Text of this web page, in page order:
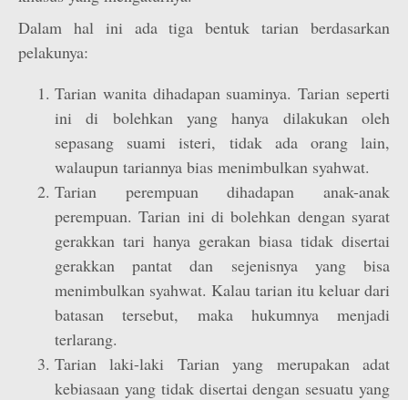
Dalam hal ini ada tiga bentuk tarian berdasarkan
pelakunya:
Tarian wanita dihadapan suaminya. Tarian seperti
ini di bolehkan yang hanya dilakukan oleh
sepasang suami isteri, tidak ada orang lain,
walaupun tariannya bias menimbulkan syahwat.
Tarian perempuan dihadapan anak-anak
perempuan. Tarian ini di bolehkan dengan syarat
gerakkan tari hanya gerakan biasa tidak disertai
gerakkan pantat dan sejenisnya yang bisa
menimbulkan syahwat. Kalau tarian itu keluar dari
batasan tersebut, maka hukumnya menjadi
terlarang.
Tarian laki-laki Tarian yang merupakan adat
kebiasaan yang tidak disertai dengan sesuatu yang